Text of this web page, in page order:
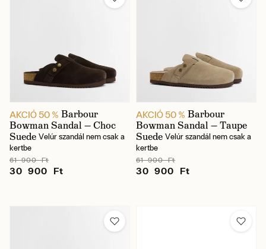
AKCIÓ 50 % Barbour
Bowman Sandal — Choc
Suede Velúr szandál nem csak a
kertbe
61 900 Ft
30 900 Ft
AKCIÓ 50 % Barbour
Bowman Sandal — Taupe
Suede Velúr szandál nem csak a
kertbe
61 900 Ft
30 900 Ft